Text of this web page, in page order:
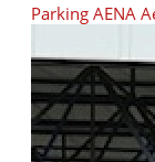
Parking AENA